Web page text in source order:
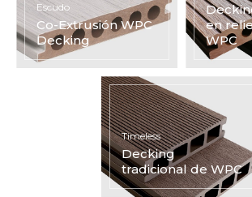
Escudo
Co-Extrusión WPC
Decking
en
WPC
Timeless
Decking
tradicional de WPC